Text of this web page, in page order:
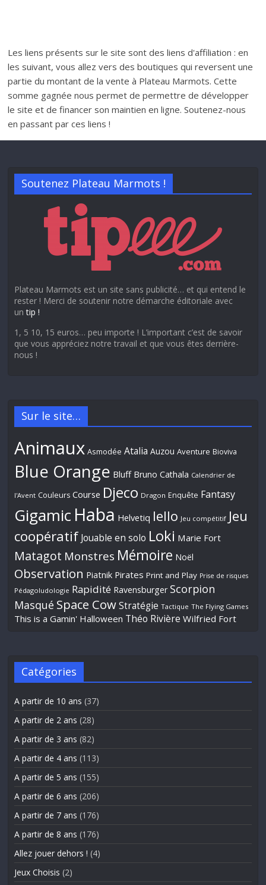
Les liens présents sur le site sont des liens d'affiliation : en
les suivant, vous allez vers des boutiques qui reversent une
partie du montant de la vente à Plateau Marmots. Cette
somme gagnée nous permet de permettre de développer
le site et de financer son maintien en ligne. Soutenez-nous
en passant par ces liens !
Soutenez Plateau Marmots !
Plateau Marmots est un site sans publicité… et qui entend le
rester ! Merci de soutenir notre démarche éditoriale avec
untip !
1, 5 10, 15 euros… peu importe ! L’important c’est de savoir
que vous appréciez notre travail et que vous êtes derrière-
nous !
Sur le site…
Animaux Asmodée Atalia Auzou Aventure Bioviva
Blue Orange Bluff Bruno Cathala Calendrier de
l'Avent Couleurs Course Djeco Dragon Enquête Fantasy
Gigamic Haba Helvetiq Iello Jeu compétitif Jeu
coopératif Jouable en solo Loki Marie Fort
Matagot Monstres Mémoire Noël
Observation Piatnik Pirates Print and Play Prise de risques
Pédagoludologie Rapidité Ravensburger Scorpion
Masqué Space Cow Stratégie Tactique The Flying Games
This is a Gamin' Halloween Théo Rivière Wilfried Fort
Catégories
A partir de 10 ans (37)
A partir de 2 ans (28)
A partir de 3 ans (82)
A partir de 4 ans (113)
A partir de 5 ans (155)
A partir de 6 ans (206)
A partir de 7 ans (176)
A partir de 8 ans (176)
Allez jouer dehors ! (4)
Jeux Choisis (2)